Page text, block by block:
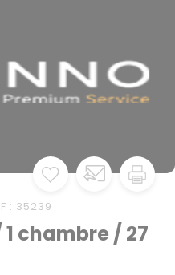
: 35239
chambre / 27